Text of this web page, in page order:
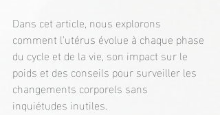
Dans cet article, nous explorons
comment l'utérus évolue à chaque phase
du cycle et de la vie, son impact sur le
poids et des conseils pour surveiller les
changements corporels sans
inquiétudes inutiles.